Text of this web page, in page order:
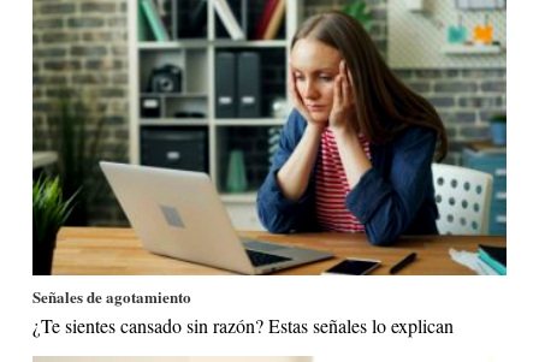
Señales de agotamiento
¿Te sientes cansado sin razón? Estas señales lo explican